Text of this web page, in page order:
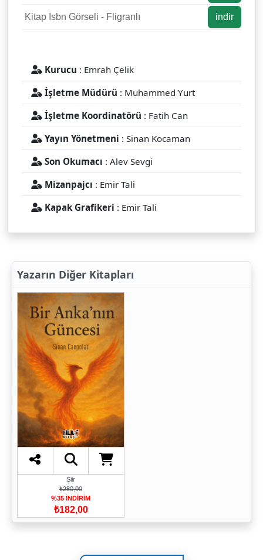
Kitap Isbn Görseli - Fligranlı indir
Kurucu : Emrah Çelik
İşletme Müdürü : Muhammed Yurt
İşletme Koordinatörü : Fatih Can
Yayın Yönetmeni : Sinan Kocaman
Son Okumacı : Alev Sevgi
Mizanpajcı : Emir Tali
Kapak Grafikeri : Emir Tali
Yazarın Diğer Kitapları
Şiir
₺280,00
%35 İNDİRİM
₺182,00